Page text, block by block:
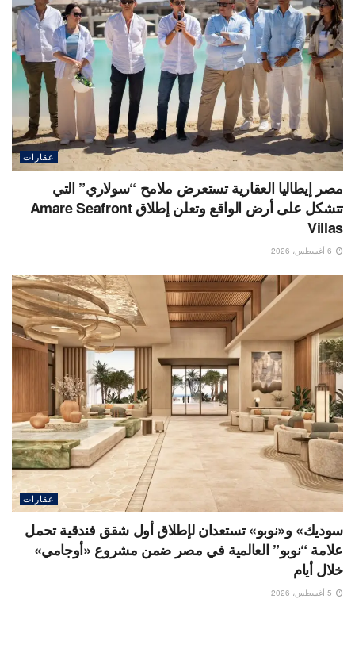
عقارات
مصر إيطاليا العقارية تستعرض ملامح “سولاري” التي
تتشكل على أرض الواقع وتعلن إطلاق Amare Seafront
Villas
عقارات
سوديك» و«نوبو» تستعدان لإطلاق أول شقق فندقية تحمل
علامة “نوبو” العالمية في مصر ضمن مشروع «أوجامي»
خلال أيام